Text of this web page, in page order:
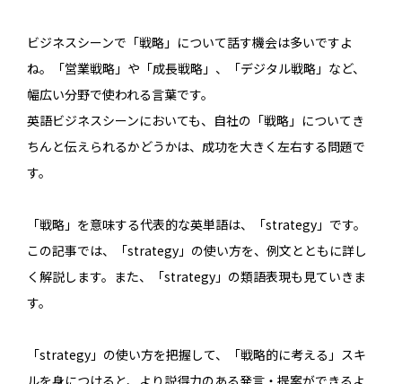
ビジネスシーンで「戦略」について話す機会は多いですよ
ね。「営業戦略」や「成長戦略」、「デジタル戦略」など、
幅広い分野で使われる言葉です。
英語ビジネスシーンにおいても、自社の「戦略」についてき
ちんと伝えられるかどうかは、成功を大きく左右する問題で
す。
「戦略」を意味する代表的な英単語は、「strategy」です。
この記事では、「strategy」の使い方を、例文とともに詳し
く解説します。また、「strategy」の類語表現も見ていきま
す。
「strategy」の使い方を把握して、「戦略的に考える」スキ